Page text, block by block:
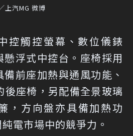
上汽MG 微博
控觸控螢幕、數位儀錶
懸浮式中控台。座椅採用
前座加熱與通風功能、
後座椅，另配備全景玻璃
，方向盤亦具備加熱功
電市場中的競爭力。